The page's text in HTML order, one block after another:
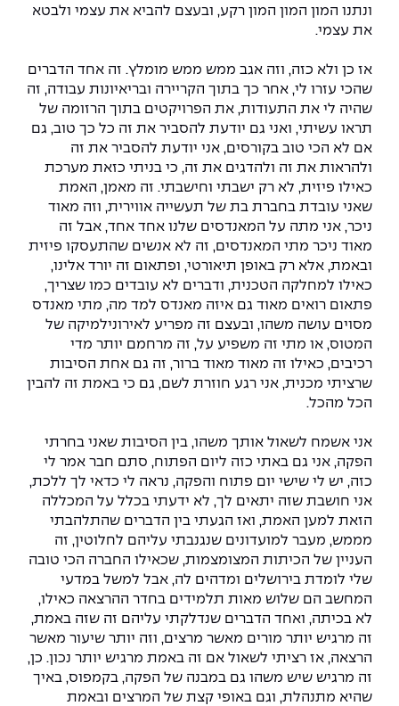
ונתנו המון המון המון רקע, ובעצם להביא את עצמי ולבטא
את עצמי.
אז כן ולא כזה, וזה אגב ממש ממש מומלץ. זה אחד הדברים
שהכי עזרו לי, אחר כך בתוך הקריירה ובריאיונות עבודה, זה
שהיה לי את התעודות, את הפרויקטים בתוך הרזומה של
תראו עשיתי, ואני גם יודעת להסביר את זה כל כך טוב, גם
אם לא הכי טוב בקורסים, אני יודעת להסביר את זה
ולהראות את זה ולהדגים את זה, כי בניתי כזאת מערכת
כאילו פיזית, לא רק ישבתי וחישבתי. זה מאמן, האמת
שאני עובדת בחברת בת של תעשייה אווירית, וזה מאוד
ניכר, אני מתה על המאנדסים שלנו אחד אחד, אבל זה
מאוד ניכר מתי המאנדסים, זה לא אנשים שהתעסקו פיזית
ובאמת, אלא רק באופן תיאורטי, ופתאום זה יורד אלינו,
כאילו למחלקה הטכנית, ודברים לא עובדים כמו שצריך,
פתאום רואים מאוד גם איזה מאנדס למד מה, מתי מאנדס
מסוים עושה משהו, ובעצם זה מפריע לאירונילמיקה של
המטוס, או מתי זה משפיע על, זה מרחמם יותר מדי
רכיבים, כאילו זה מאוד מאוד ברור, זה גם אחת הסיבות
שרציתי מכנית, אני רגע חוזרת לשם, גם כי באמת זה להבין
הכל מהכל.
אני אשמח לשאול אותך משהו, בין הסיבות שאני בחרתי
הפקה, אני גם באתי כזה ליום הפתוח, סתם חבר אמר לי
כזה, יש לי שישי יום פתוח והפקה, נראה לי כדאי לך ללכת,
אני חושבת שזה יתאים לך, לא ידעתי בכלל על המכללה
הזאת למען האמת, ואז הגעתי בין הדברים שהתלהבתי
מממש, מעבר למועדונים שנגנבתי עליהם לחלוטין, זה
העניין של הכיתות המצומצמות, שכאילו החברה הכי טובה
שלי לומדת בירושלים ומדהים לה, אבל למשל במדעי
המחשב הם שלוש מאות תלמידים בחדר ההרצאה כאילו,
לא בכיתה, ואחד הדברים שנדלקתי עליהם זה שזה באמת,
זה מרגיש יותר מורים מאשר מרצים, וזה יותר שיעור מאשר
הרצאה, אז רציתי לשאול אם זה באמת מרגיש יותר נכון. כן,
זה מרגיש שיש משהו גם במבנה של הפקה, בקמפוס, באיך
שהיא מתנהלת, וגם באופי קצת של המרצים ובאמת